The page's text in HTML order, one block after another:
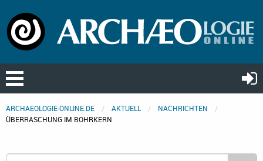
ARCHAEOLOGIE-ONLINE.DE AKTUELL
NACHRICHTEN
ÜBERRASCHUNG IM BOHRKERN